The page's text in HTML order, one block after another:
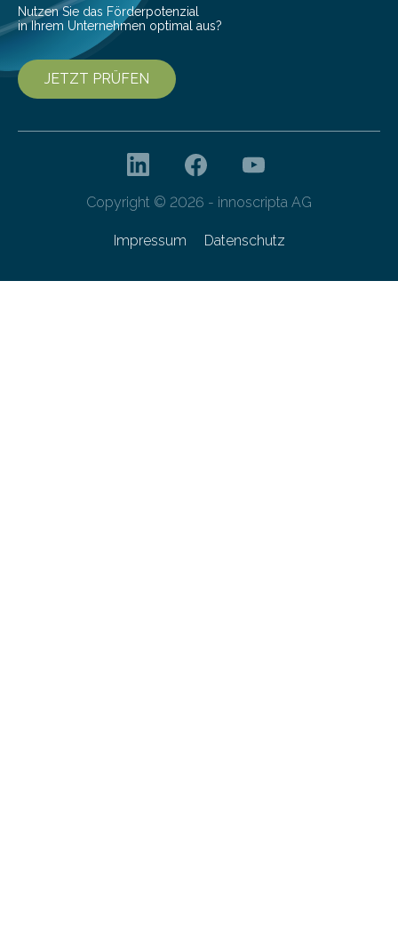
Nutzen Sie das Förderpotenzial
in Ihrem Unternehmen optimal aus?
JETZT PRÜFEN
Copyright © 2026 - innoscripta AG
Impressum Datenschutz